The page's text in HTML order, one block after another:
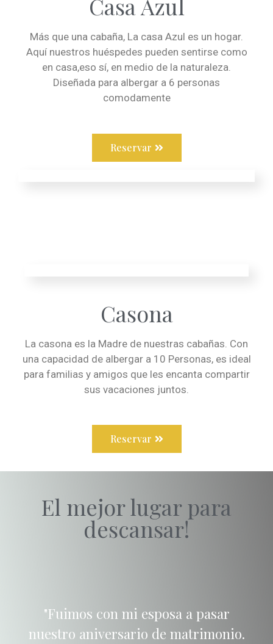
Casa Azul
Más que una cabaña, La casa Azul es un hogar.
Aquí nuestros huéspedes pueden sentirse como
en casa,eso sí, en medio de la naturaleza.
Diseñada para albergar a 6 personas
comodamente
Reservar
Casona
La casona es la Madre de nuestras cabañas. Con
una capacidad de albergar a 10 Personas, es ideal
para familias y amigos que les encanta compartir
sus vacaciones juntos.
Reservar
El mejor lugar para
descansar!
"Fuimos con mi esposa a pasar
nuestro aniversario de matrimonio.